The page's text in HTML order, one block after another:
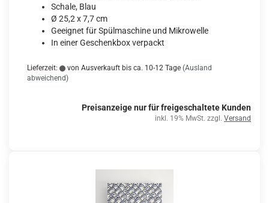
Schale, Blau
Ø 25,2 x 7,7 cm
Geeignet für Spülmaschine und Mikrowelle
In einer Geschenkbox verpackt
Lieferzeit: von Ausverkauft bis ca. 10-12 Tage (Ausland
abweichend)
Preisanzeige nur für freigeschaltete Kunden
inkl. 19% MwSt. zzgl. Versand